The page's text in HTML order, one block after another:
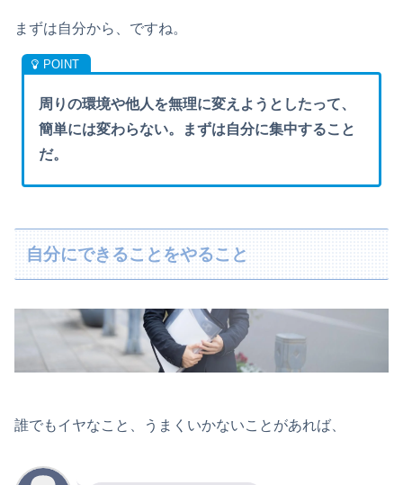
まずは自分から、ですね。
周りの環境や他人を無理に変えようとしたって、
簡単には変わらない。まずは自分に集中すること
だ。
自分にできることをやること
誰でもイヤなこと、うまくいかないことがあれば、